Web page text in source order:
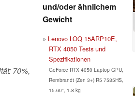
70%,
und/oder ähnlichem
Gewicht
Lenovo LOQ 15ARP10E,
RTX 4050 Tests und
Spezifikationen
GeForce RTX 4050 Laptop GPU,
Rembrandt (Zen 3+) R5 7535HS,
15.60", 1.8 kg